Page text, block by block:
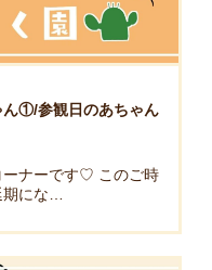
ん①/参観日のあちゃん
ーナーです♡ このご時
にな…